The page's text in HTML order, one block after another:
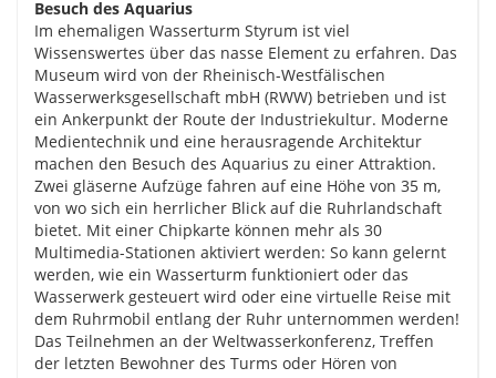
Besuch des Aquarius
Im ehemaligen Wasserturm Styrum ist viel
Wissenswertes über das nasse Element zu erfahren. Das
Museum wird von der Rheinisch-Westfälischen
Wasserwerksgesellschaft mbH (RWW) betrieben und ist
ein Ankerpunkt der Route der Industriekultur. Moderne
Medientechnik und eine herausragende Architektur
machen den Besuch des Aquarius zu einer Attraktion.
Zwei gläserne Aufzüge fahren auf eine Höhe von 35 m,
von wo sich ein herrlicher Blick auf die Ruhrlandschaft
bietet. Mit einer Chipkarte können mehr als 30
Multimedia-Stationen aktiviert werden: So kann gelernt
werden, wie ein Wasserturm funktioniert oder das
Wasserwerk gesteuert wird oder eine virtuelle Reise mit
dem Ruhrmobil entlang der Ruhr unternommen werden!
Das Teilnehmen an der Weltwasserkonferenz, Treffen
der letzten Bewohner des Turms oder Hören von